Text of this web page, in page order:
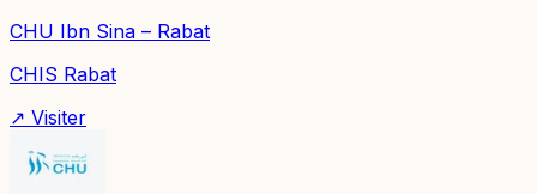
CHU Ibn Sina – Rabat
CHIS Rabat
↗ Visiter